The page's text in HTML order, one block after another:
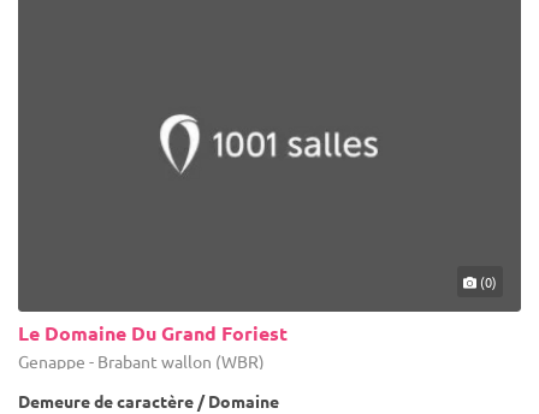
(0)
Le Domaine Du Grand Foriest
Genappe - Brabant wallon (WBR)
Demeure de caractère / Domaine